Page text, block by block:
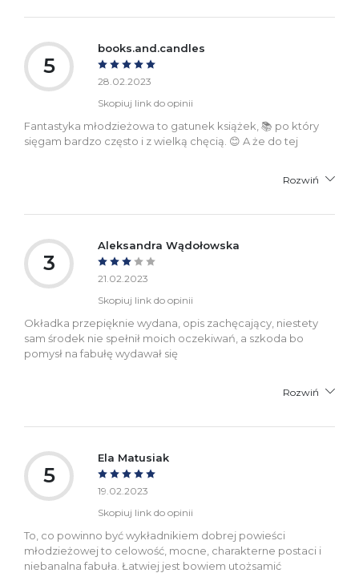
5
books.and.candles
28.02.2023
Skopiuj link do opinii
Fantastyka młodzieżowa to gatunek książek, 📚 po który
sięgam bardzo często i z wielką chęcią. 😊 A że do tej
Rozwiń
3
Aleksandra Wądołowska
21.02.2023
Skopiuj link do opinii
Okładka przepięknie wydana, opis zachęcający, niestety
sam środek nie spełnił moich oczekiwań, a szkoda bo
pomysł na fabułę wydawał się
Rozwiń
5
Ela Matusiak
19.02.2023
Skopiuj link do opinii
To, co powinno być wykładnikiem dobrej powieści
młodzieżowej to celowość, mocne, charakterne postaci i
niebanalna fabuła. Łatwiej jest bowiem utożsamić